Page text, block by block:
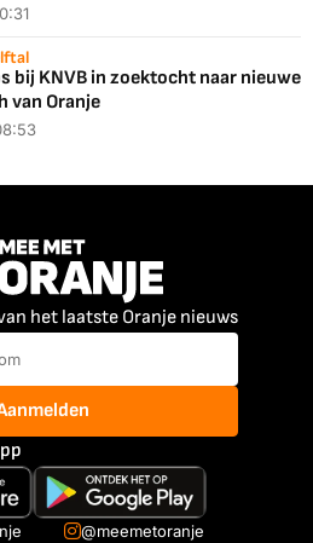
bij KNVB in zoektocht naar nieuwe
van Oranje
het laatste Oranje nieuws
@meemetoranje